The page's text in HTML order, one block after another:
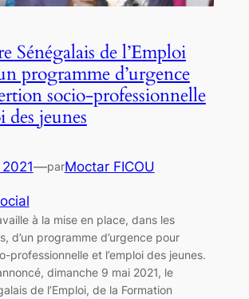
Sénégalais de l’Emploi
programme d’urgence
socio-professionnelle
des jeunes
—parMoctar FICOU
à la mise en place, dans les
d’un programme d’urgence pour
professionnelle et l’emploi des jeunes.
dimanche 9 mai 2021, le
de l’Emploi, de la Formation